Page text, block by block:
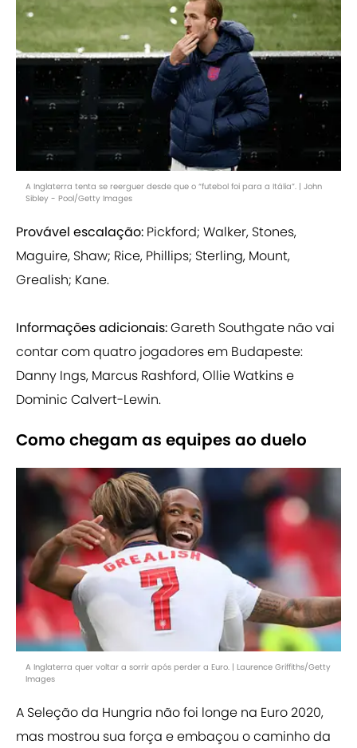
A Inglaterra tenta se reerguer desde que o “futebol foi para a Itália”. | John
Sibley - Pool/Getty Images
Provável escalação: Pickford; Walker, Stones,
Maguire, Shaw; Rice, Phillips; Sterling, Mount,
Grealish; Kane.
Informações adicionais:Gareth Southgate não vai
contar com quatro jogadores em Budapeste:
Danny Ings, Marcus Rashford, Ollie Watkins e
Dominic Calvert-Lewin.
Como chegam as equipes ao duelo
A Inglaterra quer voltar a sorrir após perder a Euro. | Laurence Griffiths/Getty
Images
A Seleção da Hungria não foi longe na Euro 2020,
mas mostrou sua força e embaçou o caminho da